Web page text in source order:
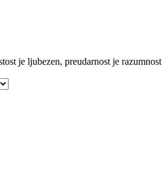
je ljubezen, preudarnost je